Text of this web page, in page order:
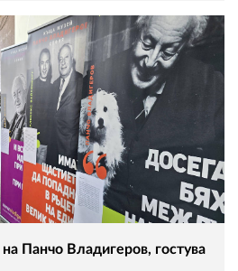
Панчо Владигеров, гостува